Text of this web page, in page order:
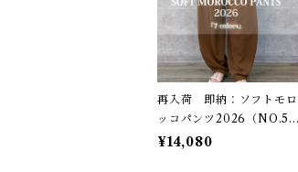
再入荷 即納：ソフトモロ
ッコパンツ2026（NO.59
252608）
¥14,080